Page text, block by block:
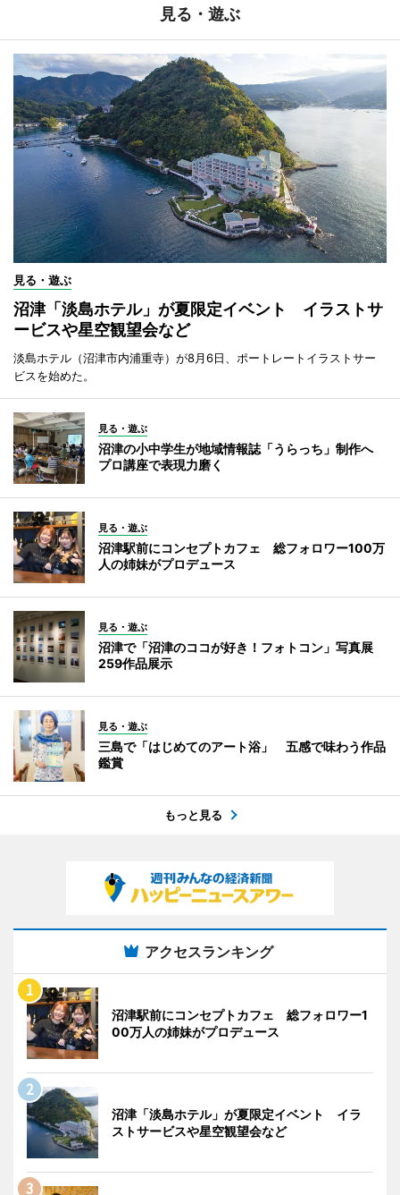
見る・遊ぶ
見る・遊ぶ
沼津「淡島ホテル」が夏限定イベント イラストサ
ービスや星空観望会など
淡島ホテル（沼津市内浦重寺）が8月6日、ポートレートイラストサー
ビスを始めた。
見る・遊ぶ
沼津の小中学生が地域情報誌「うらっち」制作へ
プロ講座で表現力磨く
見る・遊ぶ
沼津駅前にコンセプトカフェ 総フォロワー100万
人の姉妹がプロデュース
見る・遊ぶ
沼津で「沼津のココが好き！フォトコン」写真展
259作品展示
見る・遊ぶ
三島で「はじめてのアート浴」 五感で味わう作品
鑑賞
もっと見る
アクセスランキング
沼津駅前にコンセプトカフェ 総フォロワー1
00万人の姉妹がプロデュース
沼津「淡島ホテル」が夏限定イベント イラ
ストサービスや星空観望会など